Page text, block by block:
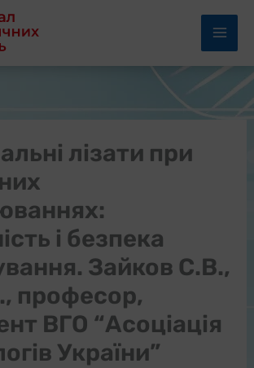
лізати при
і безпека
Зайков С.В.,
професор,
ВГО “Асоціація
України”